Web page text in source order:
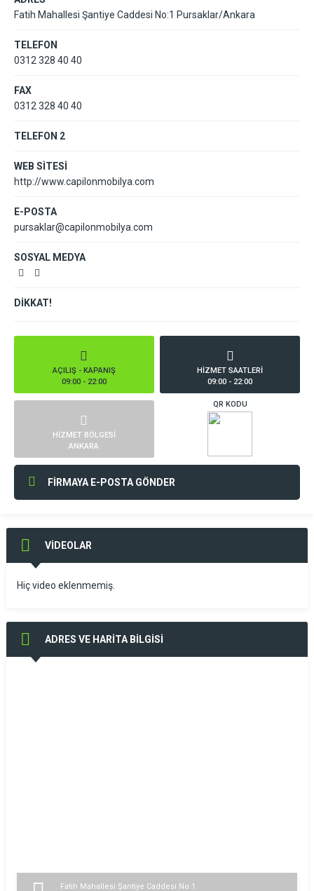
Fatih Mahallesi Şantiye Caddesi No:1 Pursaklar/Ankara
TELEFON
0312 328 40 40
FAX
0312 328 40 40
TELEFON 2
WEB SİTESİ
http://www.capilonmobilya.com
E-POSTA
pursaklar@capilonmobilya.com
SOSYAL MEDYA
DİKKAT!
AÇILIŞ - KAPANIŞ
09:00 - 22:00
HİZMET SAATLERİ
09:00 - 22:00
HİZMET BÖLGESİ
ANKARA
QR KODU
FİRMAYA E-POSTA GÖNDER
VİDEOLAR
Hiç video eklenmemiş.
ADRES VE HARİTA BİLGİSİ
Fatih Mahallesi Şantiye Caddesi No:1